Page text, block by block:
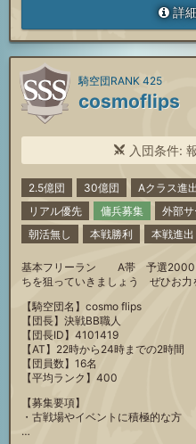
詳
cosmoflips
騎空団RANK 425
入団条件:
2.5億団 30億団 Aクラス進出
リアル優先
傭兵募集 外部
朝活無し
本戦勝利 本戦進出
基本フリーラン A帯 予選2000
ちを狙っていきましょう ぜひお力
【騎空団名】cosmo flips
【団長】決戦BB職人
【団長ID】4101419
【AT】22時から24時までの2時間
【団員数】16名
【平均ランク】400
【募集要項】
・古戦場やイベントに積極的な方
…